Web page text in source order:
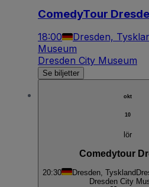
ComedyTour
18:00 Dresden,
Museum
Dresden City Museum
Se biljetter
okt
10
lör
Comedytour
20:30 Dresden, Tyskland
Dresden City